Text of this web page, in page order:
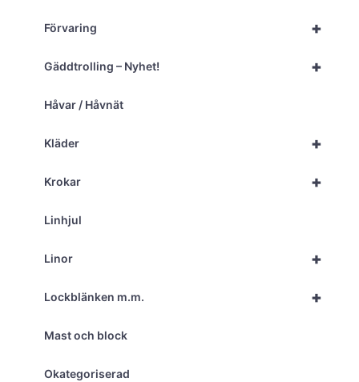
+
Förvaring
+
Gäddtrolling – Nyhet!
Håvar / Håvnät
+
Kläder
+
Krokar
Linhjul
+
Linor
+
Lockblänken m.m.
Mast och block
Okategoriserad